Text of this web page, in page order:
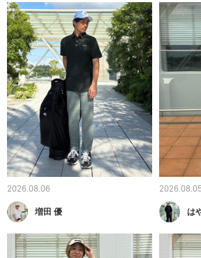
2026.08.06
増田 優
2026.08.05
は